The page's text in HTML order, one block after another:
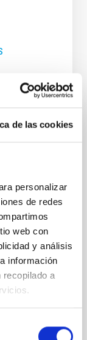
de las cookies
personalizar
de redes
web con
y análisis
información
recopilado a
and
was a
kinetic
that
on the 12-
and